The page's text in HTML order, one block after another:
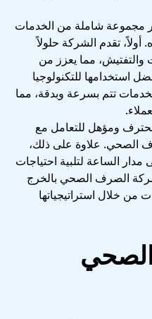
مجموعة شاملة من الخدمات
أولاً، تقدم الشركة حلولاً
والتفتيش، مما يعزز من
استخدامها للتكنولوجيا
تتم بسرعة وبدقة، مما
ومؤهل للتعامل مع
الصحي. علاوة على ذلك،
الساعة لتلبية احتياجات
الصرف الصحي بالخرج
من خلال استراتيجياتها